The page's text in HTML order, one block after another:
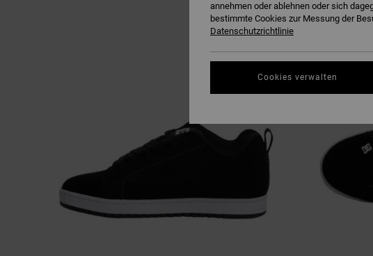
annehmen oder ablehnen oder sich
bestimmte Cookies zur Messung der
Datenschutzrichtlinie
Cookies verwalten